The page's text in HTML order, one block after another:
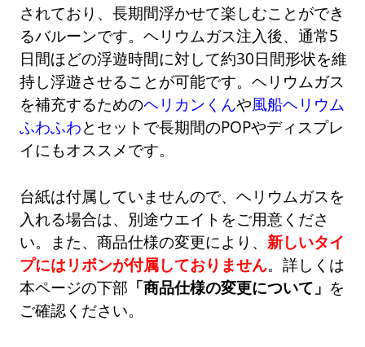
されており、長期間浮かせて楽しむことができ
るバルーンです。ヘリウムガス注入後、通常5
日間ほどの浮遊時間に対して約30日間形状を維
持し浮遊させることが可能です。ヘリウムガス
を補充するためのヘリカンくんや風船ヘリウム
ふわふわとセットで長期間のPOPやディスプレ
イにもオススメです。
台紙は付属していませんので、ヘリウムガスを
入れる場合は、別途ウエイトをご用意くださ
い。また、商品仕様の変更により、新しいタイ
プにはリボンが付属しておりません。詳しくは
本ページの下部 「商品仕様の変更について」 を
ご確認ください。